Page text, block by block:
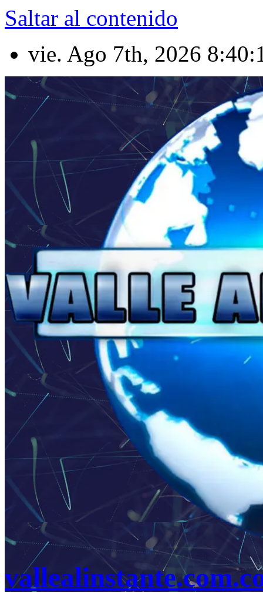
Saltar al contenido
vie. Ago 7th, 2026